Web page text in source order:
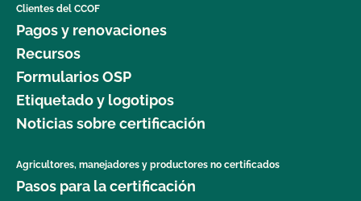
Clientes del CCOF
Pagos y renovaciones
Recursos
Formularios OSP
Etiquetado y logotipos
Noticias sobre certificación
Agricultores, manejadores y productores no certificados
Pasos para la certificación